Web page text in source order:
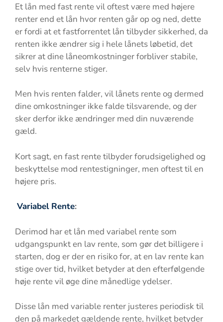
Et lån med fast rente vil oftest være med højere
renter end et lån hvor renten går op og ned, dette
er fordi at et fastforrentet lån tilbyder sikkerhed, da
renten ikke ændrer sig i hele lånets løbetid, det
sikrer at dine låneomkostninger forbliver stabile,
selv hvis renterne stiger.
Men hvis renten falder, vil lånets rente og dermed
dine omkostninger ikke falde tilsvarende, og der
sker derfor ikke ændringer med din nuværende
gæld.
Kort sagt, en fast rente tilbyder forudsigelighed og
beskyttelse mod rentestigninger, men oftest til en
højere pris.
Variabel Rente:
Derimod har et lån med variabel rente som
udgangspunkt en lav rente, som gør det billigere i
starten, dog er der en risiko for, at en lav rente kan
stige over tid, hvilket betyder at den efterfølgende
høje rente vil øge dine månedlige ydelser.
Disse lån med variable renter justeres periodisk til
den på markedet gældende rente, hvilket betyder